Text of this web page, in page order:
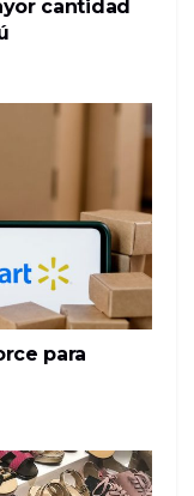
cantidad
para